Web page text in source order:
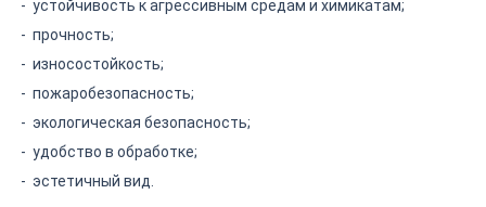
устойчивость к агрессивным средам и химикатам;
прочность;
износостойкость;
пожаробезопасность;
экологическая безопасность;
удобство в обработке;
эстетичный вид.